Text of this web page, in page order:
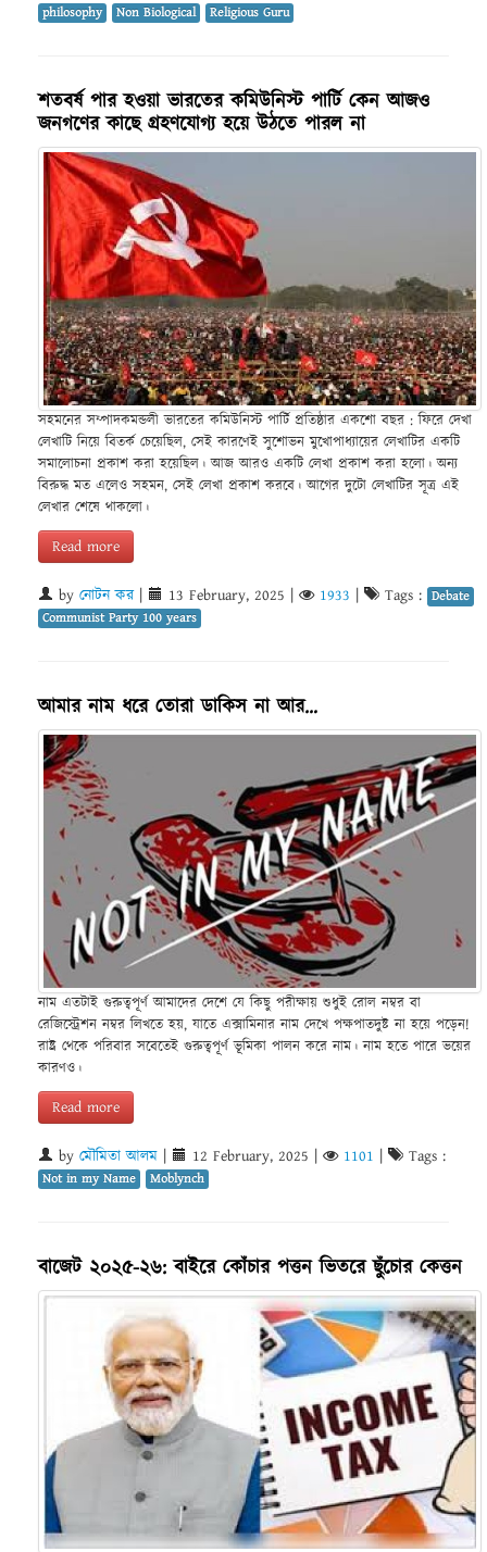
philosophy Non Biological Religious Guru
শতবর্ষ পার হওয়া ভারতের কমিউনিস্ট পার্টি কেন আজও
জনগণের কাছে গ্রহণযোগ্য হয়ে উঠতে পারল না
সহমনের সম্পাদকমন্ডলী ভারতের কমিউনিস্ট পার্টি প্রতিষ্ঠার একশো বছর : ফিরে দেখা
লেখাটি নিয়ে বিতর্ক চেয়েছিল, সেই কারণেই সুশোভন মুখোপাধ্যায়ের লেখাটির একটি
সমালোচনা প্রকাশ করা হয়েছিল। আজ আরও একটি লেখা প্রকাশ করা হলো। অন্য
বিরুদ্ধ মত এলেও সহমন, সেই লেখা প্রকাশ করবে। আগের দুটো লেখাটির সূত্র এই
লেখার শেষে থাকলো।
Read more
by নোটন কর| 13 February, 2025 | 1933 | Tags : Debate
Communist Party 100 years
আমার নাম ধরে তোরা ডাকিস না আর…
নাম এতটাই গুরুত্বপূর্ণ আমাদের দেশে যে কিছু পরীক্ষায় শুধুই রোল নম্বর বা
রেজিস্ট্রেশন নম্বর লিখতে হয়, যাতে এক্সামিনার নাম দেখে পক্ষপাতদুষ্ট না হয়ে পড়েন!
রাষ্ট্র থেকে পরিবার সবেতেই গুরুত্বপূর্ণ ভূমিকা পালন করে নাম। নাম হতে পারে ভয়ের
কারণও।
Read more
by মৌমিতা আলম | 12 February, 2025 | 1101 | Tags :
Not in my Name Moblynch
বাজেট ২০২৫-২৬: বাইরে কোঁচার পত্তন ভিতরে ছুঁচোর কেত্তন